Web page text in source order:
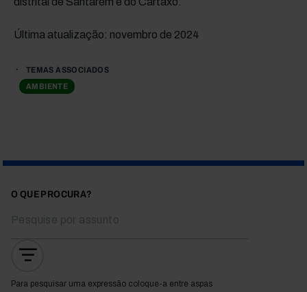
Última atualização: novembro de 2024
TEMAS ASSOCIADOS
AMBIENTE
O QUE PROCURA?
Para pesquisar uma expressão coloque-a entre aspas